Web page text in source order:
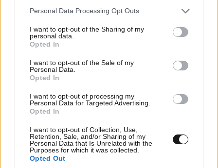
Please note that this website/app uses one or more Google
not limited to your visit or usage behaviour. You may click to
grant or deny consent to Google and its third-party tags to
use your data for below specified purposes in below Google
consent section.
Personal Data Processing Opt Outs
I want to opt-out of the Sharing of my
personal data.
Opted In
I want to opt-out of the Sale of my
Personal Data.
Opted In
I want to opt-out of processing my
Personal Data for Targeted Advertising.
Opted In
I want to opt-out of Collection, Use,
Retention, Sale, and/or Sharing of my
Personal Data that Is Unrelated with the
Purposes for which it was collected.
Opted Out
Παπαγεωργίου - Ένα έγκλημα χωρίς σορό
και μάθετε πρώτοι όλες τις ειδήσεις